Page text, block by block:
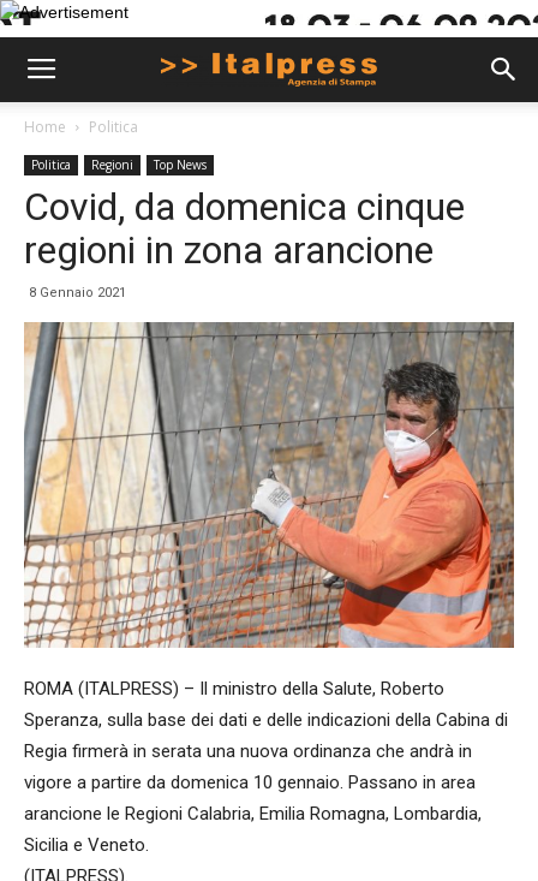
Home Politica
Politica Regioni Top News
Covid, da domenica cinque
regioni in zona arancione
8 Gennaio 2021
ROMA (ITALPRESS) – Il ministro della Salute, Roberto
Speranza, sulla base dei dati e delle indicazioni della Cabina di
Regia firmerà in serata una nuova ordinanza che andrà in
vigore a partire da domenica 10 gennaio. Passano in area
arancione le Regioni Calabria, Emilia Romagna, Lombardia,
Sicilia e Veneto.
(ITALPRESS).